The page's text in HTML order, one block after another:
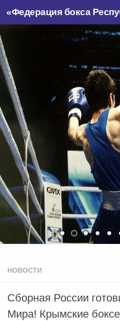
НОВОСТИ
Сборная России
Мира! Крымские